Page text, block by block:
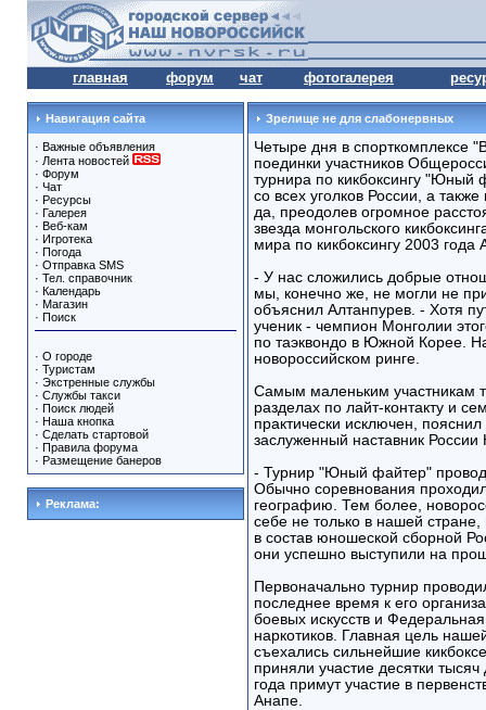
главная форум чат фотогалерея
Навигация сайта
· Важные объявления
· Лента новостей
· Форум
· Чат
· Ресурсы
· Галерея
· Веб-кам
· Игротека
· Погода
· Отправка SMS
· Тел. справочник
· Календарь
· Магазин
· Поиск
· О городе
· Туристам
· Экстренные службы
· Службы такси
· Поиск людей
· Наша кнопка
· Сделать стартовой
· Правила форума
· Размещение банеров
Реклама:
Зрелище не для слабонервных
Четыре дня в спорткомплексе
поединки участников
турнира по кикбоксингу
со всех уголков России, а
да, преодолев огромное
звезда монгольского
мира по кикбоксингу 2003 года
- У нас сложились добрые
мы, конечно же, не могли не
объяснил Алтанпурев. - Хотя
ученик - чемпион Монголии
по таэквондо в Южной Корее.
новороссийском ринге.
Самым маленьким участникам
разделах по лайт-контакту и
практически исключен,
заслуженный наставник
- Турнир "Юный файтер"
Обычно соревнования
географию. Тем более,
себе не только в нашей стране,
в состав юношеской сборной
они успешно выступили на
Первоначально турнир
последнее время к его
боевых искусств и
наркотиков. Главная цель
съехались сильнейшие
приняли участие десятки
года примут участие в
Анапе.